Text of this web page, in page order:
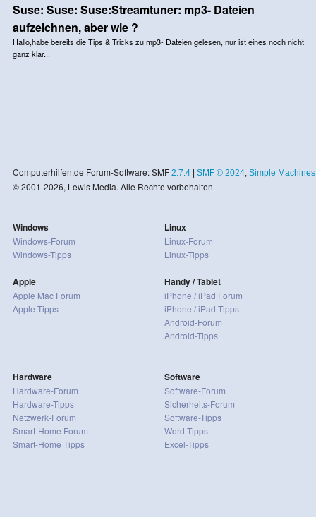
Suse: Suse: Suse:Streamtuner: mp3- Dateien
aufzeichnen, aber wie ?
Hallo,habe bereits die Tips & Tricks zu mp3- Dateien gelesen, nur ist eines noch nicht
ganz klar...
Computerhilfen.de Forum-Software: SMF 2.7.4| SMF © 2024, Simple Machines
© 2001-2026, Lewis Media. Alle Rechte vorbehalten
Windows
Windows-Forum
Windows-Tipps
Apple
Apple Mac Forum
Apple Tipps
Linux
Linux-Forum
Linux-Tipps
Handy / Tablet
iPhone / iPad Forum
iPhone / iPad Tipps
Android-Forum
Android-Tipps
Hardware
Hardware-Forum
Hardware-Tipps
Netzwerk-Forum
Smart-Home Forum
Smart-Home Tipps
Software
Software-Forum
Sicherheits-Forum
Software-Tipps
Word-Tipps
Excel-Tipps